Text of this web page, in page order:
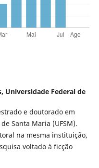
Universidade Federal de
e doutorado em
Santa Maria (UFSM).
na mesma instituição,
voltado à ficção